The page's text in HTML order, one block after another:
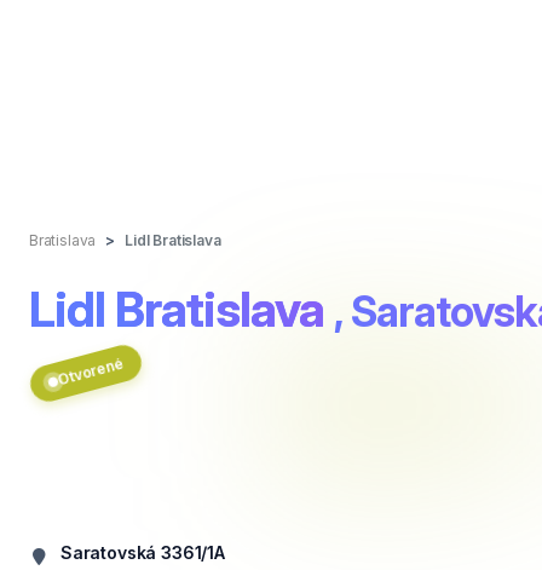
Bratislava Lidl Bratislava
Lidl Bratislava ,
Otvorené
Saratovská 3361/1A